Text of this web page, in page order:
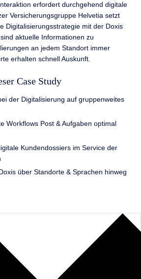
erfordert durchgehend digitale
Versicherungsgruppe Helvetia setzt
Digitalisierungs­strategie mit der Doxis
aktuelle Informationen zu
an jedem Standort immer
erhalten schnell Auskunft.
Case Study
der Digitalisierung auf gruppenweites
Workflows Post & Aufgaben optimal
Kundendossiers im Service der
über Standorte & Sprachen hinweg